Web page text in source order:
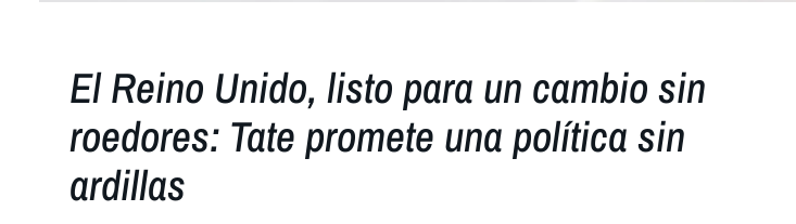
El Reino Unido, listo para un cambio sin
roedores: Tate promete una política sin
ardillas